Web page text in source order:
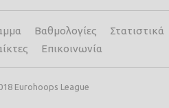
Βαθμολογίες
Στατιστικά
Επικοινωνία
Eurohoops League